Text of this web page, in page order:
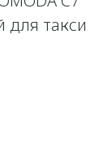
для такси